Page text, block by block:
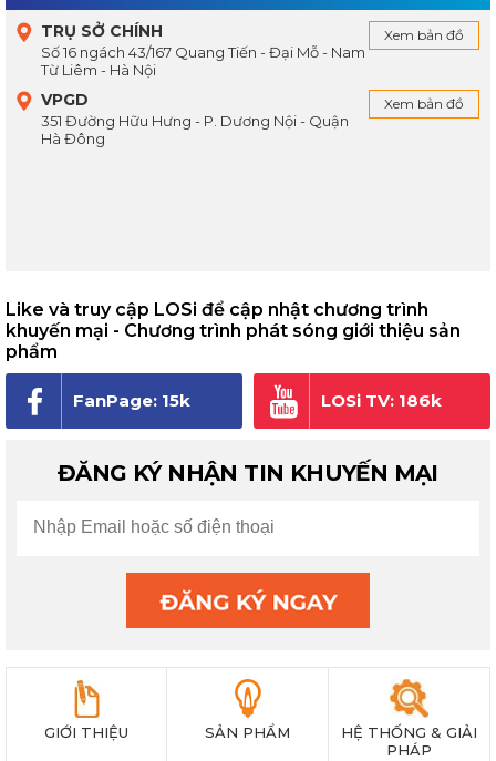
Xem bản đồ
TRỤ SỞ CHÍNH
Số 16 ngách 43/167 Quang Tiến - Đại Mỗ - Nam
Từ Liêm - Hà Nội
Xem bản đồ
VPGD
351 Đường Hữu Hưng - P. Dương Nội - Quận
Hà Đông
Like và truy cập LOSi để cập nhật chương trình
khuyến mại - Chương trình phát sóng giới thiệu sản
phẩm
FanPage: 15k
người theo dõi
LOSi TV: 186k
ĐĂNG KÝ NHẬN TIN KHUYẾN MẠI
GIỚI THIỆU SẢN PHẨM
HỆ THỐNG & GIẢI
PHÁP